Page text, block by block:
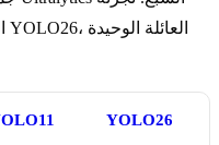
YOLO26